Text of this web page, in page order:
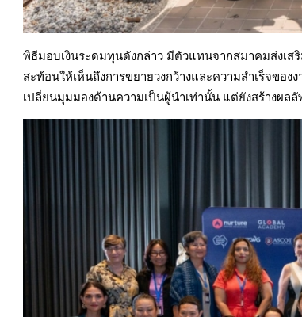
พิธีมอบเงินระดมทุนดังกล่าว มีตัวแทนจากสมาคมส่งเ
สะท้อนให้เห็นถึงการขยายวงกว้างและความสำเร็จขอ
เปลี่ยนมุมมองด้านความเป็นผู้นำเท่านั้น แต่ยังสร้างผล